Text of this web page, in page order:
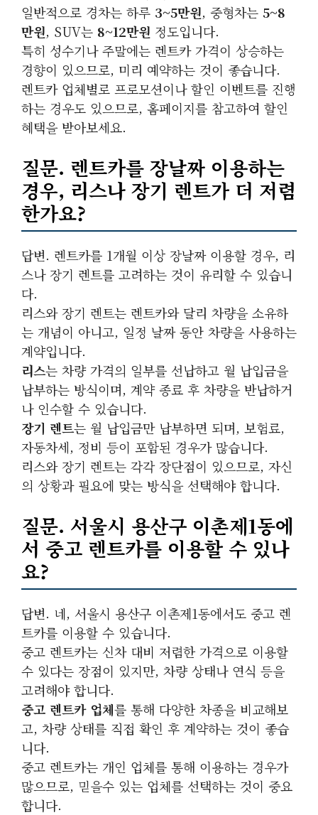
일반적으로 경차는 하루 3~5만원, 중형차는 5~8
만원, SUV는 8~12만원 정도입니다.
특히 성수기나 주말에는 렌트카 가격이 상승하는
경향이 있으므로, 미리 예약하는 것이 좋습니다.
렌트카 업체별로 프로모션이나 할인 이벤트를 진행
하는 경우도 있으므로, 홈페이지를 참고하여 할인
혜택을 받아보세요.
질문. 렌트카를 장날짜 이용하는
경우, 리스나 장기 렌트가 더 저렴
한가요?
답변. 렌트카를 1개월 이상 장날짜 이용할 경우, 리
스나 장기 렌트를 고려하는 것이 유리할 수 있습니
다.
리스와 장기 렌트는 렌트카와 달리 차량을 소유하
는 개념이 아니고, 일정 날짜 동안 차량을 사용하는
계약입니다.
리스는 차량 가격의 일부를 선납하고 월 납입금을
납부하는 방식이며, 계약 종료 후 차량을 반납하거
나 인수할 수 있습니다.
장기 렌트는 월 납입금만 납부하면 되며, 보험료,
자동차세, 정비 등이 포함된 경우가 많습니다.
리스와 장기 렌트는 각각 장단점이 있으므로, 자신
의 상황과 필요에 맞는 방식을 선택해야 합니다.
질문. 서울시 용산구 이촌제1동에
서 중고 렌트카를 이용할 수 있나
요?
답변. 네, 서울시 용산구 이촌제1동에서도 중고 렌
트카를 이용할 수 있습니다.
중고 렌트카는 신차 대비 저렴한 가격으로 이용할
수 있다는 장점이 있지만, 차량 상태나 연식 등을
고려해야 합니다.
중고 렌트카 업체를 통해 다양한 차종을 비교해보
고, 차량 상태를 직접 확인 후 계약하는 것이 좋습
니다.
중고 렌트카는 개인 업체를 통해 이용하는 경우가
많으므로, 믿을수 있는 업체를 선택하는 것이 중요
합니다.